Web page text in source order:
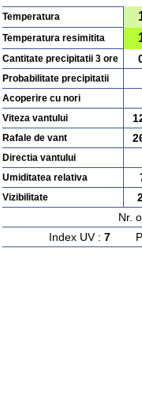
Temperatura
Temperatura resimitita
Cantitate precipitatii 3 ore
Probabilitate precipitatii
Acoperire cu nori
Viteza vantului
Rafale de vant
Directia vantului
Umiditatea relativa
Vizibilitate
Nr.
Index UV : 7